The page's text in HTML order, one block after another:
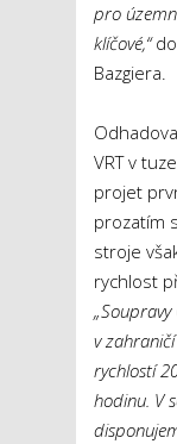
pro
klíčové,“
Bazgiera.
VRT v
projet
prozatím
stroje
rychlost
v
rychlostí
hodinu. V